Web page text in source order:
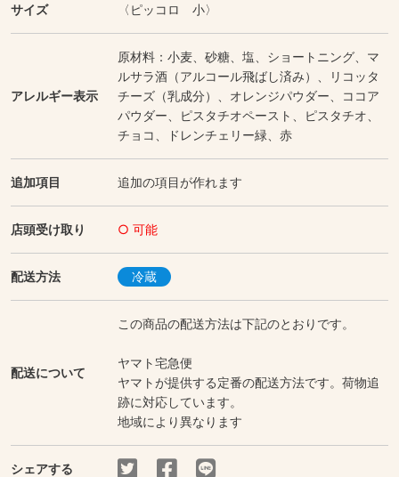
サイズ 〈ピッコロ 小〉
アレルギー表示
原材料：小麦、砂糖、塩、ショートニング、マ
ルサラ酒（アルコール飛ばし済み）、リコッタ
チーズ（乳成分）、オレンジパウダー、ココア
パウダー、ピスタチオペースト、ピスタチオ、
チョコ、ドレンチェリー緑、赤
追加項目 追加の項目が作れます
店頭受け取り ○ 可能
配送方法 冷蔵
配送について
この商品の配送方法は下記のとおりです。
ヤマト宅急便
ヤマトが提供する定番の配送方法です。荷物追
跡に対応しています。
地域により異なります
シェアする